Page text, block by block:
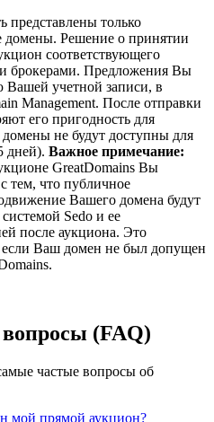
представлены только
домены. Решение о принятии
соответствующего
брокерами. Предложения Вы
учетной записи, в
Management. После отправки
его пригодность для
не будут доступны для
дней). Важное примечание:
GreatDomains Вы
тем, что публичное
Вашего домена будут
Sedo и ее
после аукциона. Это
если Ваш домен не был допущен
(FAQ)
частые вопросы об
мой прямой аукцион?